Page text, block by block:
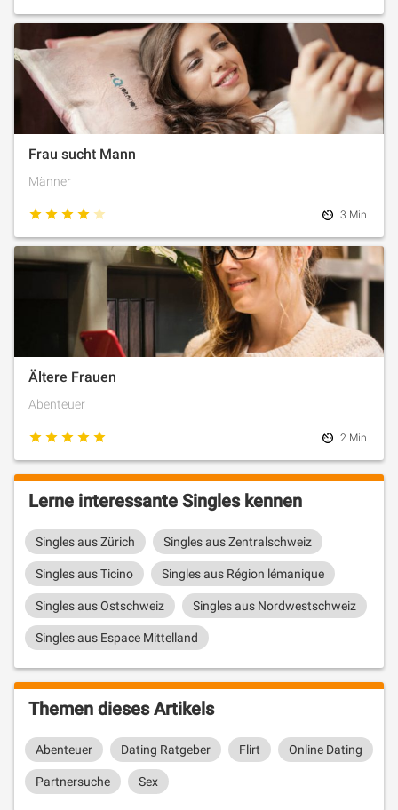
Frau sucht Mann
Männer
3 Min.
Ältere Frauen
Abenteuer
2 Min.
Lerne interessante Singles kennen
Singles aus Zürich Singles aus Zentralschweiz
Singles aus Ticino Singles aus Région lémanique
Singles aus Ostschweiz Singles aus Nordwestschweiz
Singles aus Espace Mittelland
Themen dieses Artikels
Abenteuer Dating Ratgeber Flirt Online Dating
Partnersuche Sex